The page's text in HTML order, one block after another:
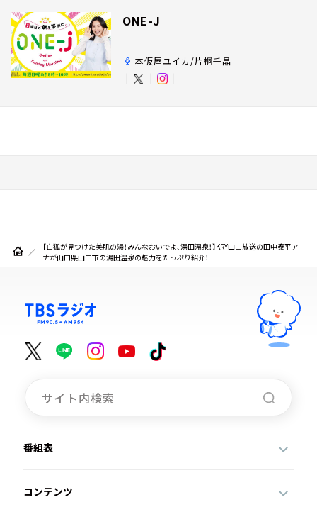
ONE-J
本仮屋ユイカ/片桐千晶
【白狐が見つけた美肌の湯！みんなおいでよ、湯田温泉！】KRY山口放送の田中泰平ア
ナが山口県山口市の湯田温泉の魅力をたっぷり紹介！
番組表
コンテンツ